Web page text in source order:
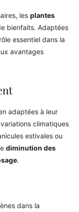
les plantes
bienfaits. Adaptées
essentiel dans la
avantages
adaptées à leur
climatiques
estivales ou
diminution des
.
dans la